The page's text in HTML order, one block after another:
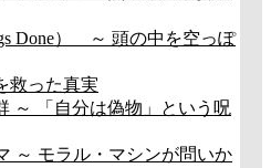
Done） ～ 頭の中を空っぽ
救った真実
～ 「自分は偽物」という呪
～ モラル・マシンが問いか